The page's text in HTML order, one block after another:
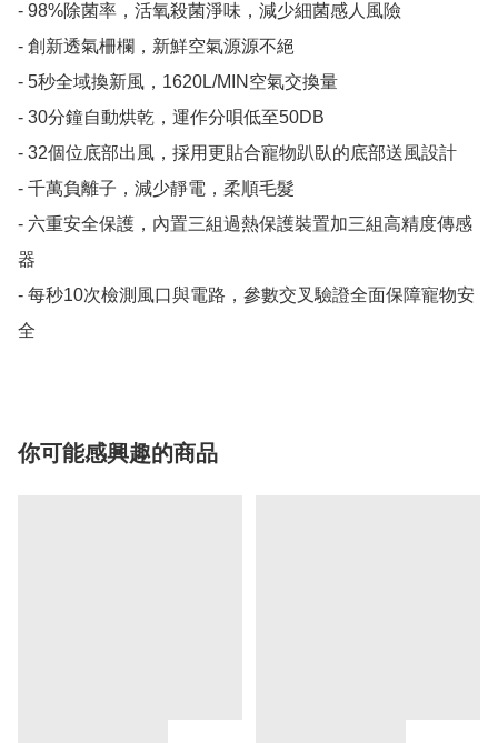
- 98%除菌率，活氧殺菌淨味，減少細菌感人風險
- 創新透氣柵欄，新鮮空氣源源不絕
- 5秒全域換新風，1620L/MIN空氣交換量
- 30分鐘自動烘乾，運作分唄低至50DB
- 32個位底部出風，採用更貼合寵物趴臥的底部送風設計
- 千萬負離子，減少靜電，柔順毛髮
- 六重安全保護，內置三組過熱保護裝置加三組高精度傳感
器
- 每秒10次檢測風口與電路，參數交叉驗證全面保障寵物安
全
你可能感興趣的商品